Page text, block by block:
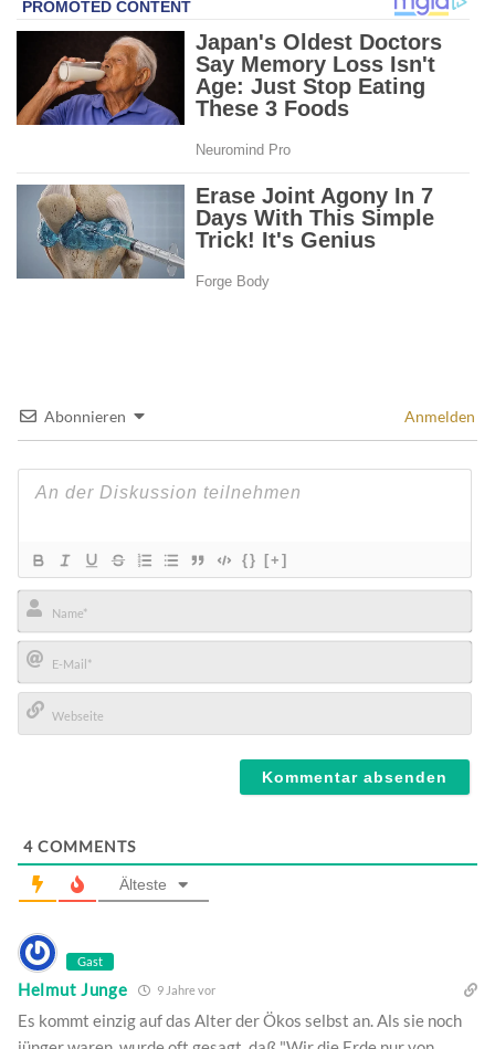
Abonnieren Anmelden
{} [+]
Name*
E-
Mail*
4 COMMENTS
Älteste
Gast
Helmut Junge 9 Jahre vor
Es kommt einzig auf das Alter der Ökos selbst an. Als sie noch